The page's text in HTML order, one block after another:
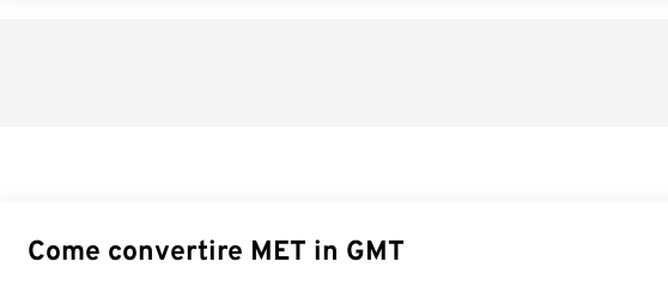
Come convertire MET in GMT